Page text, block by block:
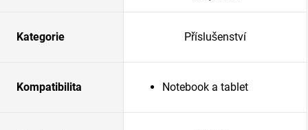
Kategorie Příslušenství
Kompatibilita Notebook a tablet